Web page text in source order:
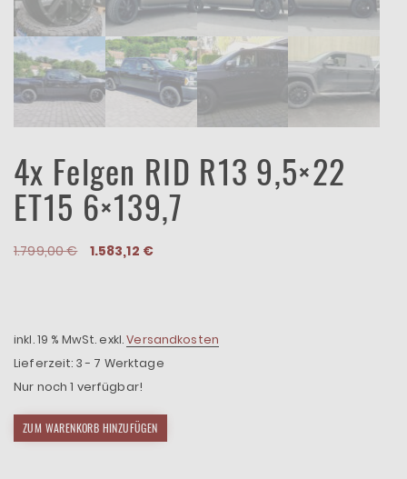
4x Felgen RID R13 9,5×22
ET15 6×139,7
1.799,00€
Ursprünglicher
1.583,12 €Aktueller
inkl. 19 % MwSt. exkl.Versandkosten
Lieferzeit: 3 - 7 Werktage
Nur noch 1 verfügbar!
4x
Felgen
ZUM WARENKORB HINZUFÜGEN